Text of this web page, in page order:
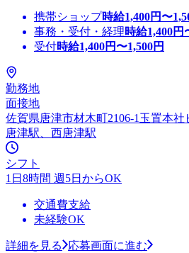
携帯ショップ時給1,400円〜
事務・受付・経理時給1,400円
受付時給1,400円〜1,500円
勤務地
面接地
佐賀県唐津市材木町2106-1玉置本社
唐津駅、西唐津駅
シフト
1日8時間 週5日からOK
交通費支給
未経験OK
詳細を見る
応募画面に進む